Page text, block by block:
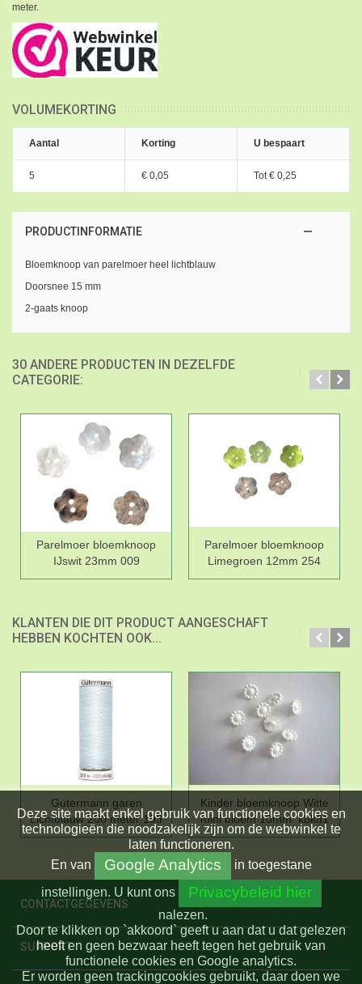
meter.
VOLUMEKORTING
Aantal Korting U bespaart
5 € 0,05 Tot€ 0,25
PRODUCTINFORMATIE
Bloemknoop van parelmoer heel lichtblauw
Doorsnee 15 mm
2-gaats knoop
30 ANDERE PRODUCTEN IN DEZELFDE
CATEGORIE:
Parelmoer bloemknoop
IJswit 23mm 009
Parelmoer bloemknoop
Limegroen 12mm 254
KLANTEN DIE DIT PRODUCT AANGESCHAFT
HEBBEN KOCHTEN OOK...
Gutermann garen
Lichtblauw 200 meter 193
Kinder bloemknoop Witte
mini bloem 10mm. kbk81
CONTACTGEGEVENS
SUPPORT
Deze site maakt enkel gebruik van functionele cookies en
technologieën die noodzakelijk zijn om de webwinkel te
laten functioneren.
En van Google Analytics
in toegestane
instellingen. U kunt ons Privacybeleid hier
nalezen.
Door te klikken op `akkoord` geeft u aan dat u dat gelezen
heeft en geen bezwaar heeft tegen het gebruik van
functionele cookies en Google analytics.
Er worden geen trackingcookies gebruikt, daar doen we